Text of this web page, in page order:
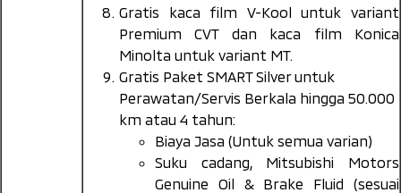
Gratis kaca film V-Kool untuk variant
Premium CVT dan kaca film Konica
Minolta untuk variant MT.
Gratis Paket SMART Silver untuk
Perawatan/Servis Berkala hingga 50.000
km atau 4 tahun:
Biaya Jasa (Untuk semua varian)
Suku cadang, Mitsubishi Motors
Genuine Oil & Brake Fluid (sesuai